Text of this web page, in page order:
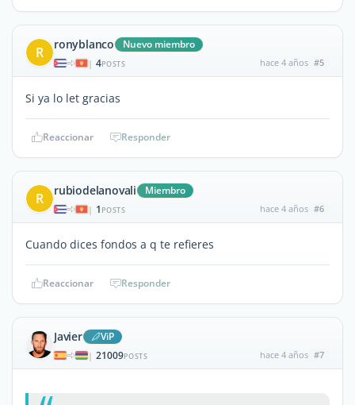
R ronyblanco Nuevo miembro
| 4POSTS hace 4 años #5
Si ya lo let gracias
Reaccionar Responder
R rubiodelanovali Miembro
| 1 POSTS hace 4 años #6
Cuando dices fondos a q te refieres
Reaccionar Responder
Javier ViP
| 21009POSTS hace 4 años #7